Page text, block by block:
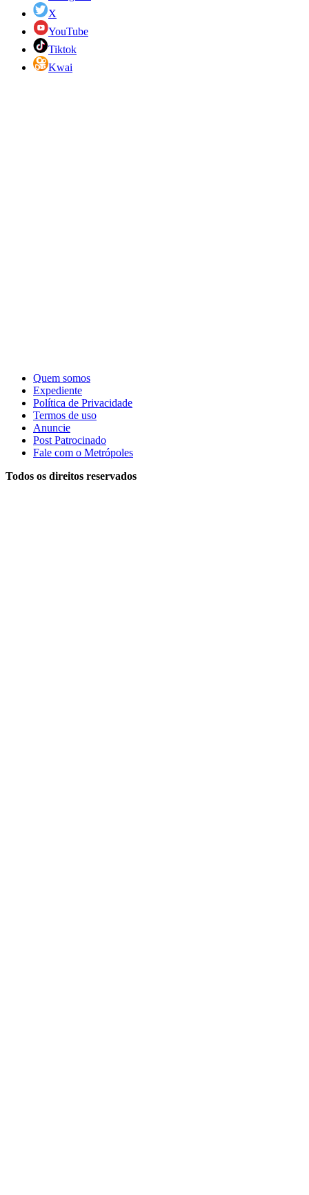
X
YouTube
Tiktok
Kwai
Quem somos
Expediente
Política de Privacidade
Termos de uso
Anuncie
Post Patrocinado
Fale com o Metrópoles
Todos os direitos reservados